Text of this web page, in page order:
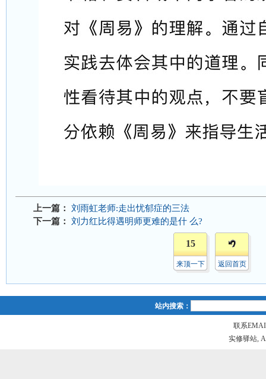
上一篇：
刘雨虹老师:走出忧郁症的三法
下一篇：
刘力红比得遇明师更难的是什 么?
15
来顶一下 返回首页
站内搜索：
联系
实修驿站,